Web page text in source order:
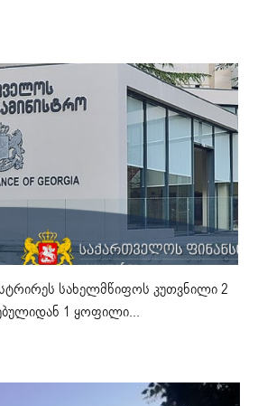
სახელმწიფოს კუთვნილი 2
1 ყოფილი...